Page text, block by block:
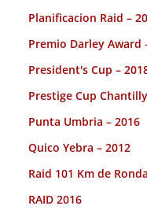
Planificacion Raid –
Premio Darley Award
President's Cup –
Prestige Cup
Punta Umbria – 2016
Quico Yebra – 2012
Raid 101 Km de
RAID 2016